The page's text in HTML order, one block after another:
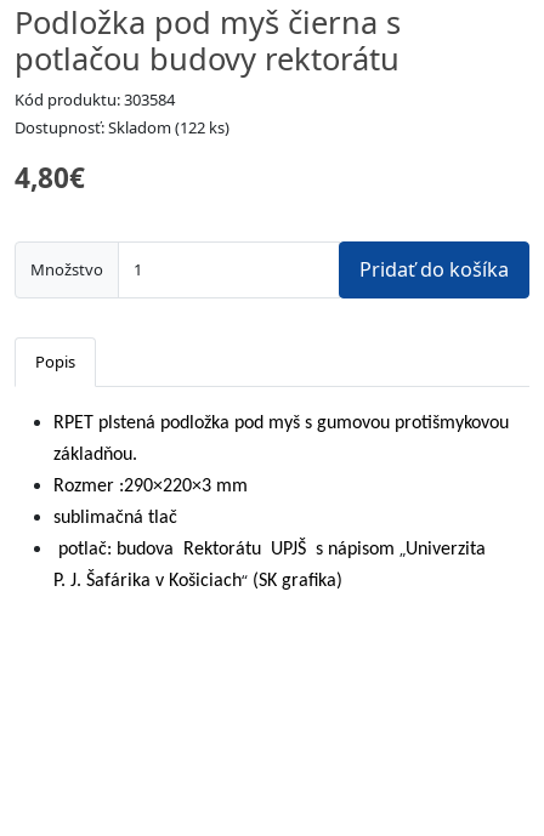
Podložka pod myš čierna s
potlačou budovy rektorátu
Kód produktu: 303584
Dostupnosť: Skladom (122 ks)
4,80€
Množstvo Pridať do košíka
Popis
RPET plstená podložka pod myš s gumovou protišmykovou
základňou.
Rozmer :290×220×3 mm
sublimačná tlač
potlač: budova Rektorátu UPJŠ s nápisom „Univerzita
P. J. Šafárika v Košiciach“ (SK grafika)